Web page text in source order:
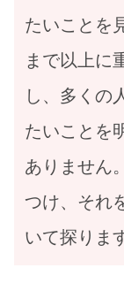
たいことを
まで以上に
し、多くの
たいことを
ありません
つけ、それ
いて探りま